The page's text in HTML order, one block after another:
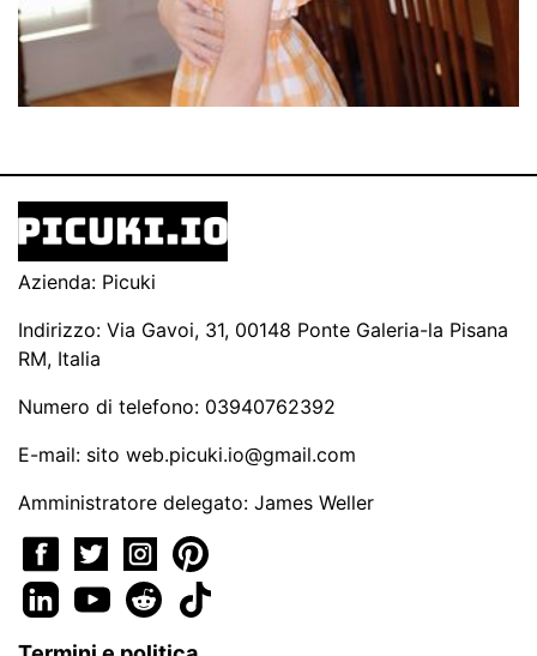
Azienda: Picuki
Indirizzo: Via Gavoi, 31, 00148 Ponte Galeria-la Pisana
RM, Italia
Numero di telefono: 03940762392
E-mail: sito web.picuki.io@gmail.com
Amministratore delegato: James Weller